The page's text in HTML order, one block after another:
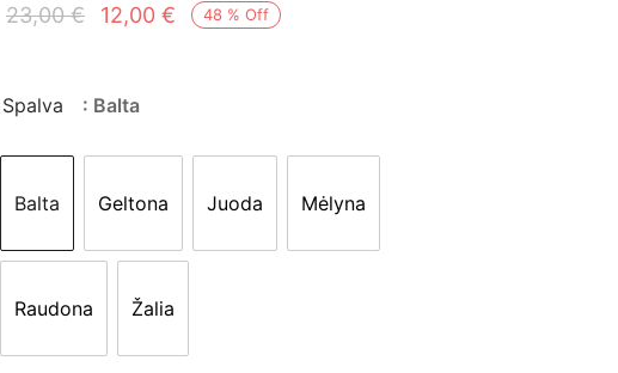
48 % Off
23,00€
Original
12,00 €
Current
Spalva : Balta
Balta Geltona Juoda Mėlyna
Raudona Žalia